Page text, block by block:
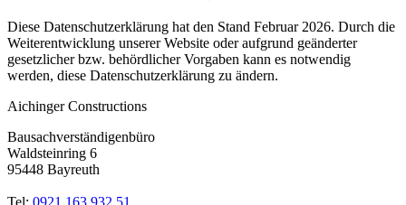
Diese Datenschutzerklärung hat den Stand Februar 2026. Durch die
Weiterentwicklung unserer Website oder aufgrund geänderter
gesetzlicher bzw. behördlicher Vorgaben kann es notwendig
werden, diese Datenschutzerklärung zu ändern.
Aichinger Constructions
Bausachverständigenbüro
Waldsteinring 6
95448 Bayreuth
Tel: 0921 163 932 51